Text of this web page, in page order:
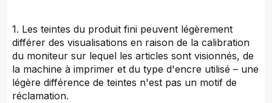
1. Les teintes du produit fini peuvent légèrement
différer des visualisations en raison de la calibration
du moniteur sur lequel les articles sont visionnés, de
la machine à imprimer et du type d'encre utilisé – une
légère différence de teintes n'est pas un motif de
réclamation.